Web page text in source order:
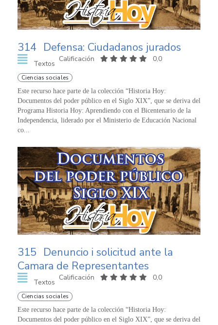
314 Defensa: Ciudadanos jurados
Textos
Calificación 0,0
Ciencias sociales
Este recurso hace parte de la colección “Historia Hoy:
Documentos del poder público en el Siglo XIX”, que se deriva del
Programa Historia Hoy: Aprendiendo con el Bicentenario de la
Independencia, liderado por el Ministerio de Educación Nacional
co...
315 Denuncio i solicitud ante la
Camara de Representantes
Textos
Calificación 0,0
Ciencias sociales
Este recurso hace parte de la colección “Historia Hoy:
Documentos del poder público en el Siglo XIX”, que se deriva del